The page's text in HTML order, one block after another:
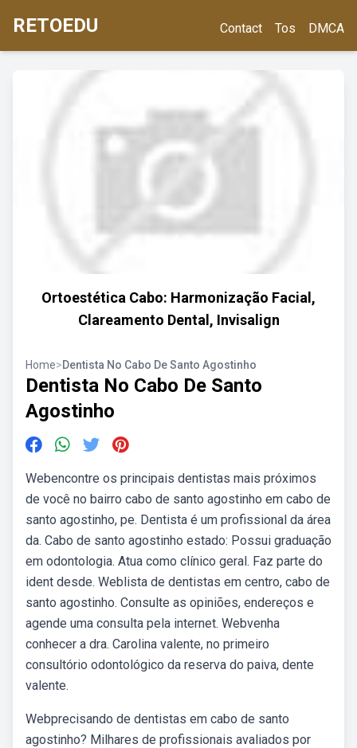
RETOEDU Contact Tos DMCA
Ortoestética Cabo: Harmonização Facial,
Clareamento Dental, Invisalign
Home>Dentista No Cabo De Santo Agostinho
Dentista No Cabo De Santo
Agostinho
Webencontre os principais dentistas mais próximos
de você no bairro cabo de santo agostinho em cabo de
santo agostinho, pe. Dentista é um profissional da área
da. Cabo de santo agostinho estado: Possui graduação
em odontologia. Atua como clínico geral. Faz parte do
ident desde. Weblista de dentistas em centro, cabo de
santo agostinho. Consulte as opiniões, endereços e
agende uma consulta pela internet. Webvenha
conhecer a dra. Carolina valente, no primeiro
consultório odontológico da reserva do paiva, dente
valente.
Webprecisando de dentistas em cabo de santo
agostinho? Milhares de profissionais avaliados por